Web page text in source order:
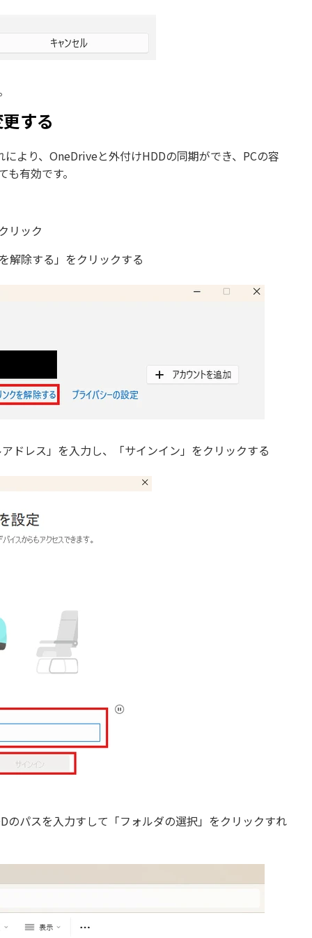
する
より、OneDriveと外付けHDDの同期ができ、PCの容
有効です。
リック
解除する」をクリックする
ドレス」を入力し、「サインイン」をクリックする
パスを入力すして「フォルダの選択」をクリックすれ